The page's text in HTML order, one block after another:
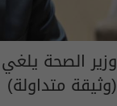
وزير الصحة
(وثيقة متداولة)